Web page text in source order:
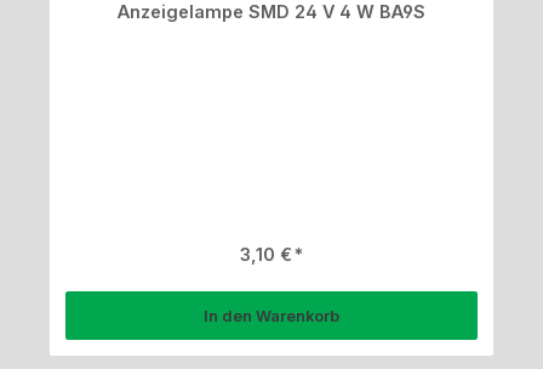
Anzeigelampe SMD 24 V 4 W BA9S
Regulärer Preis:
3,10 €
In den Warenkorb